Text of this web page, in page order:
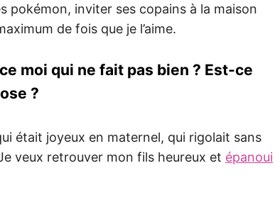
pokémon, inviter ses copains à la maison
de fois que je l’aime.
moi qui ne fait pas bien ? Est-ce
?
était joyeux en maternel, qui rigolait sans
veux retrouver mon fils heureux et épanoui